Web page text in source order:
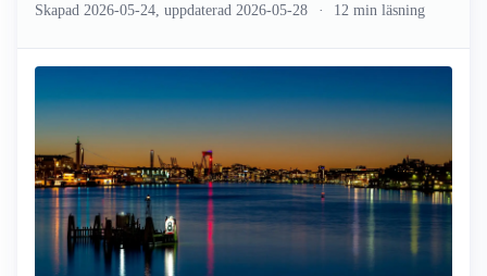
Skapad 2026-05-24 , uppdaterad 2026-05-28 12 min läsning